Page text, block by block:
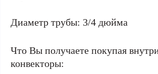
Диаметр трубы: 3/4 дюйма
Что Вы получаете покупая
конвекторы: